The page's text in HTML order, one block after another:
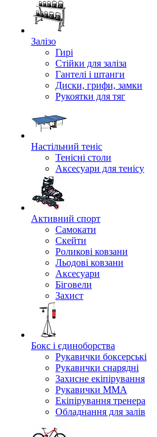
Залізо
Гирі
Стійки для заліза
Гантелі і штанги
Диски, грифи, замки
Рукоятки для тяг
Настільний теніс
Тенісні столи
Аксесуари для тенісу
Активний спорт
Самокати
Скейти
Роликові ковзани
Льодові ковзани
Аксесуари
Біговели
Захист
Бокс і єдиноборства
Рукавички боксерські
Рукавички снарядні
Захисне екіпірування
Рукавички ММА
Екіпірування тренера
Обладнання для залів